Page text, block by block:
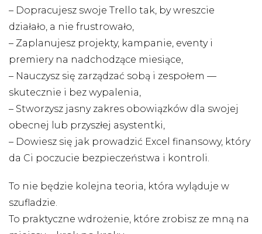
– Dopracujesz swoje Trello tak, by wreszcie
działało, a nie frustrowało,
– Zaplanujesz projekty, kampanie, eventy i
premiery na nadchodzące miesiące,
– Nauczysz się zarządzać sobą i zespołem —
skutecznie i bez wypalenia,
– Stworzysz jasny zakres obowiązków dla swojej
obecnej lub przyszłej asystentki,
– Dowiesz się jak prowadzić Excel finansowy, który
da Ci poczucie bezpieczeństwa i kontroli.
To nie będzie kolejna teoria, która wyląduje w
szufladzie.
To praktyczne wdrożenie, które zrobisz ze mną na